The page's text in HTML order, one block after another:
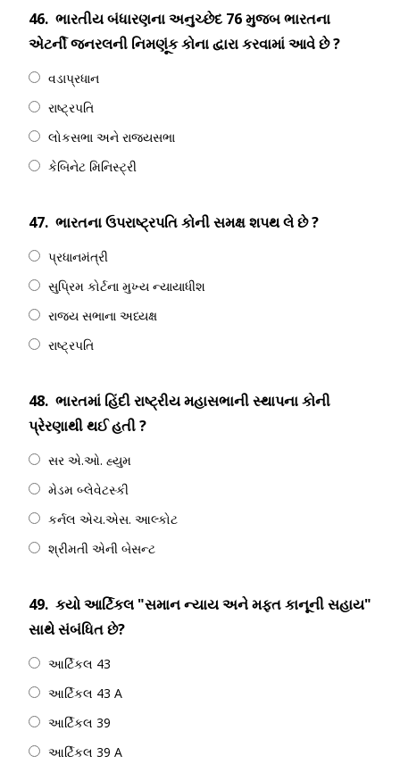
46. ભારતીય બંધારણના અનુચ્છેદ 76 મુજબ ભારતના
એટર્ની જનરલની નિમણૂંક કોના દ્વારા કરવામાં આવે છે ?
વડાપ્રધાન
રાષ્ટ્રપતિ
લોકસભા અને રાજ્યસભા
કેબિનેટ મિનિસ્ટ્રી
47. ભારતના ઉપરાષ્ટ્રપતિ કોની સમક્ષ શપથ લે છે ?
પ્રધાનમંત્રી
સુપ્રિમ કોર્ટના મુખ્ય ન્યાયાધીશ
રાજ્ય સભાના અધ્યક્ષ
રાષ્ટ્રપતિ
48. ભારતમાં હિંદી રાષ્ટ્રીય મહાસભાની સ્થાપના કોની
પ્રેરણાથી થઈ હતી ?
સર એ.ઓ. હ્યુમ
મેડમ બ્લેવેટસ્કી
કર્નલ એચ.એસ. આલ્કોટ
શ્રીમતી એની બેસન્ટ
49. કયો આર્ટિકલ "સમાન ન્યાય અને મફત કાનૂની સહાય"
સાથે સંબંધિત છે?
આર્ટિકલ 43
આર્ટિકલ 43 A
આર્ટિકલ 39
આર્ટિકલ 39 A